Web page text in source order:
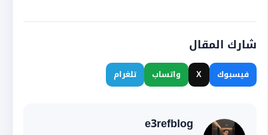
شارك المقال
فيسبوك X واتساب تلغرام
e3refblog